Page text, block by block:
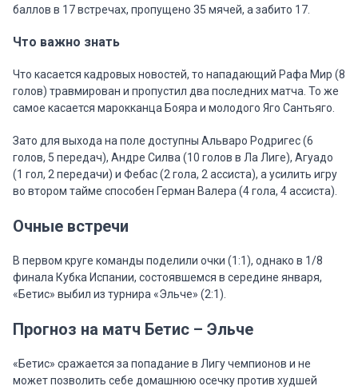
баллов в 17 встречах, пропущено 35 мячей, а забито 17.
Что важно знать
Что касается кадровых новостей, то нападающий Рафа Мир (8
голов) травмирован и пропустил два последних матча. То же
самое касается марокканца Бояра и молодого Яго Сантьяго.
Зато для выхода на поле доступны Альваро Родригес (6
голов, 5 передач), Андре Силва (10 голов в Ла Лиге), Агуадо
(1 гол, 2 передачи) и Фебас (2 гола, 2 ассиста), а усилить игру
во втором тайме способен Герман Валера (4 гола, 4 ассиста).
Очные встречи
В первом круге команды поделили очки (1:1), однако в 1/8
финала Кубка Испании, состоявшемся в середине января,
«Бетис» выбил из турнира «Эльче» (2:1).
Прогноз на матч Бетис – Эльче
«Бетис» сражается за попадание в Лигу чемпионов и не
может позволить себе домашнюю осечку против худшей